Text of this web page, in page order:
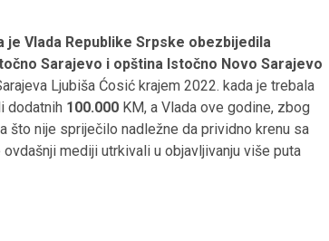
Vlada Republike Srpske obezbijedila
Sarajevo i opština Istočno Novo Sarajevo
Ljubiša Ćosić krajem 2022. kada je trebala
dodatnih 100.000 KM, a Vlada ove godine, zbog
što nije spriječilo nadležne da prividno krenu sa
mediji utrkivali u objavljivanju više puta